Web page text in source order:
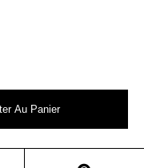
Au Panier